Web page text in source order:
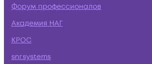
Форум профессионалов
Академия НАГ
КРОС
snr.systems